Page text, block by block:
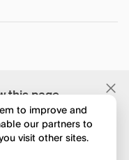
this page
to improve and
our partners to
visit other sites.